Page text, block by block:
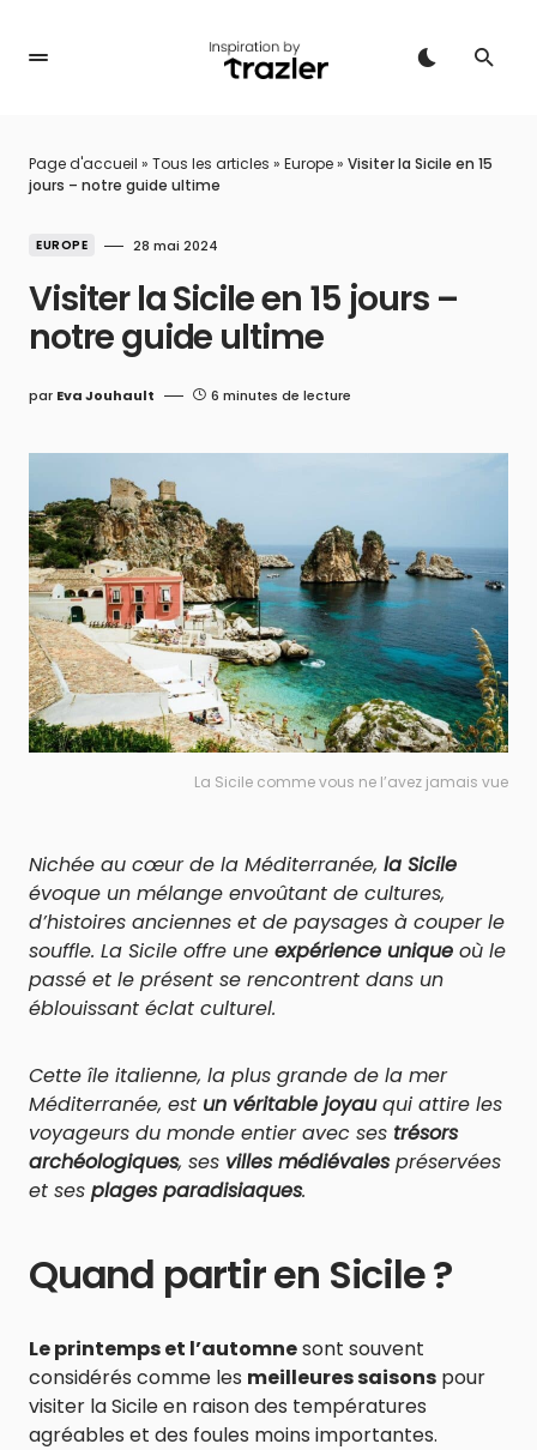
Page d'accueil » Tous les articles » Europe» Visiter la Sicile en 15
jours – notre guide ultime
EUROPE 28 mai 2024
Visiter la Sicile en 15 jours –
notre guide ultime
par Eva Jouhault 6 minutes de lecture
La Sicile comme vous ne l’avez jamais vue
Nichée au cœur de la Méditerranée, la Sicile
évoque un mélange envoûtant de cultures,
d’histoires anciennes et de paysages à couper le
souffle. La Sicile offre une expérience unique où le
passé et le présent se rencontrent dans un
éblouissant éclat culturel.
Cette île italienne, la plus grande de la mer
Méditerranée, est un véritable joyauqui attire les
voyageurs du monde entier avec ses trésors
archéologiques, ses villes médiévalespréservées
et ses plages paradisiaques.
Quand partir en Sicile ?
Le printemps et l’automnesont souvent
considérés comme les meilleures saisons pour
visiter la Sicile en raison des températures
agréables et des foules moins importantes.